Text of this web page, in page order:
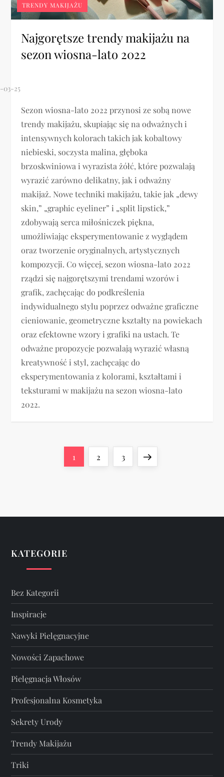
TRENDY MAKIJAŻU
Najgorętsze trendy makijażu na
sezon wiosna-lato 2022
Sezon wiosna-lato 2022 przynosi ze sobą nowe
trendy makijażu, skupiając się na odważnych i
intensywnych kolorach takich jak kobaltowy
niebieski, soczysta malina, głęboka
brzoskwiniowa i wyrazista żółć, które pozwalają
wyrazić zarówno delikatny, jak i odważny
makijaż. Nowe techniki makijażu, takie jak „dewy
skin,” „graphic eyeliner” i „split lipstick,”
zdobywają serca miłośniczek piękna,
umożliwiając eksperymentowanie z wyglądem
oraz tworzenie oryginalnych, artystycznych
kompozycji. Co więcej, sezon wiosna-lato 2022
rządzi się najgorętszymi trendami wzorów i
grafik, zachęcając do podkreślenia
indywidualnego stylu poprzez odważne graficzne
cieniowanie, geometryczne kształty na powiekach
oraz efektowne wzory i grafiki na ustach. Te
odważne propozycje pozwalają wyrazić własną
kreatywność i styl, zachęcając do
eksperymentowania z kolorami, kształtami i
teksturami w makijażu na sezon wiosna-lato
2022.
n
c
o
w
a
n
i
e
w
Page
1 Page
2 Page
3
Next
KATEGORIE
Bez Kategorii
Inspiracje
Nawyki Pielęgnacyjne
Nowości Zapachowe
Pielęgnacja Włosów
Profesjonalna Kosmetyka
Sekrety Urody
Trendy Makijażu
Triki